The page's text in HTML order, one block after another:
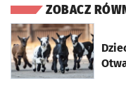
ZOBACZ
otworzy się w nowej